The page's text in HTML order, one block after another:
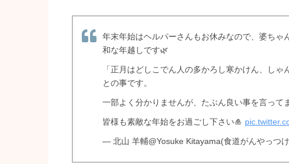
年末年始はヘルパーさんもお休みなので、婆ち
和な年越しです🌿
「正月はどしこでん人の多かろし寒かけん、しゃ
との事です。
一部よく分かりませんが、たぶん良い事を言って
皆様も素敵な年始をお過ごし下さい🎍
— 北山 羊輔@Yosuke Kitayama(食道がんやっつ